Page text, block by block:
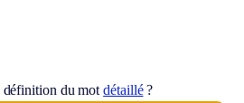
définition du motdétaillé?